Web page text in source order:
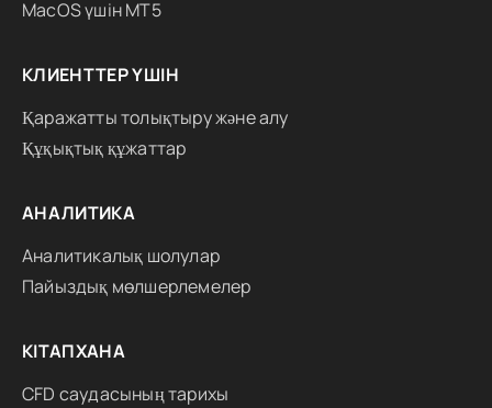
MacOS үшін MT5
КЛИЕНТТЕР ҮШІН
Қаражатты толықтыру және алу
Құқықтық құжаттар
АНАЛИТИКА
Аналитикалық шолулар
Пайыздық мөлшерлемелер
КІТАПХАНА
CFD саудасының тарихы